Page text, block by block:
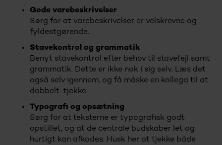
Gode varebeskrivelser
Sørg for at varebeskrivelser er velskrevne og
fyldestgørende.
Stavekontrol og grammatik
Benyt stavekontrol efter behov til stavefejl samt
grammatik. Dette er ikke nok i sig selv. Læs det
også selv igennem, og få måske en kollega til at
dobbelt-tjekke.
Typografi og opsætning
Sørg for at teksterne er typografisk godt
opstillet, og at de centrale budskaber let og
hurtigt kan afkodes. Husk her at tjekke både